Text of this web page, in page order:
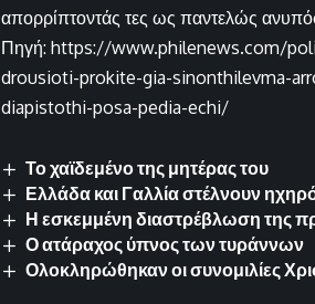
απορρίπτοντάς τες ως παντελώς
Πηγή: https://www.philenews.com/
drousioti-prokite-gia-sinonthilevma-
diapistothi-posa-pedia-echi/
Το χαϊδεμένο της μητέρας του
Ελλάδα και Γαλλία στέλνουν
Η εσκεμμένη διαστρέβλωση της
Ο ατάραχος ύπνος των τυράννων
Ολοκληρώθηκαν οι συνομιλίες